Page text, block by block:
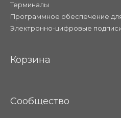
Терминалы
Программное обеспечение
Электронно-цифровые
Корзина
Сообщество